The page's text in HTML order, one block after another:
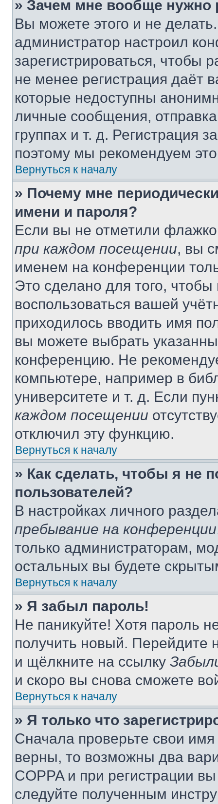
» Зачем мне вообще нужно
Вы можете этого и не
администратор настроил
зарегистрироваться, чтобы
не менее регистрация даёт
которые недоступны
личные сообщения,
группах и т. д. Регистрация
поэтому мы рекомендуем
Вернуться к началу
» Почему мне
имени и пароля?
Если вы не отметили
при каждом посещении, вы
именем на конференции
Это сделано для того, чтобы
воспользоваться вашей
приходилось вводить имя
вы можете выбрать
конференцию. Не
компьютере, например в
университете и т. д. Если
каждом посещении
отключил эту функцию.
Вернуться к началу
» Как сделать, чтобы я не
пользователей?
В настройках личного
пребывание на конференции
только администраторам,
остальных вы будете
Вернуться к началу
» Я забыл пароль!
Не паникуйте! Хотя пароль
получить новый. Перейдите
и щёлкните на ссылку
и скоро вы снова сможете
Вернуться к началу
» Я только что
Сначала проверьте свои
верны, то возможны два
COPPA и при регистрации
следуйте полученным